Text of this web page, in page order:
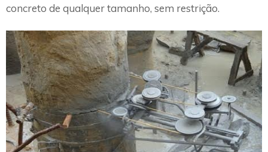
concreto de qualquer tamanho, sem restrição.